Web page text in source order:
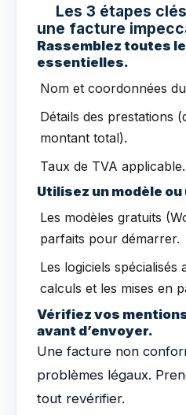
Les 3 étapes
une facture
Rassemblez toutes
essentielles.
Nom et coordonnées
Détails des prestations
montant total).
Taux de TVA applicable.
Utilisez un modèle
Les modèles gratuits
parfaits pour démarrer.
Les logiciels spécialisés
calculs et les mises en
Vérifiez vos
avant d’envoyer.
Une facture non
problèmes légaux.
tout revérifier.